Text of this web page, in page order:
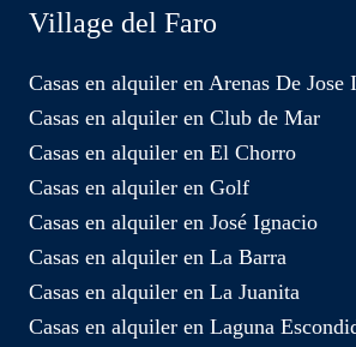
Village del Faro
Casas en alquiler en Arenas De Jose
Casas en alquiler en Club de Mar
Casas en alquiler en El Chorro
Casas en alquiler en Golf
Casas en alquiler en José Ignacio
Casas en alquiler en La Barra
Casas en alquiler en La Juanita
Casas en alquiler en Laguna